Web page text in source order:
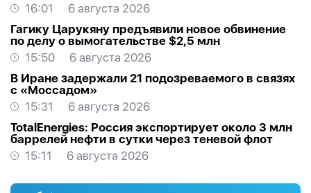
16:01
6 августа 2026
Гагику Царукяну предъявили новое обвинение
по делу о вымогательстве $2,5 млн
15:50
6 августа 2026
В Иране задержали 21 подозреваемого в связях
с «Моссадом»
15:31
6 августа 2026
TotalEnergies: Россия экспортирует около 3 млн
баррелей нефти в сутки через теневой флот
15:11
6 августа 2026